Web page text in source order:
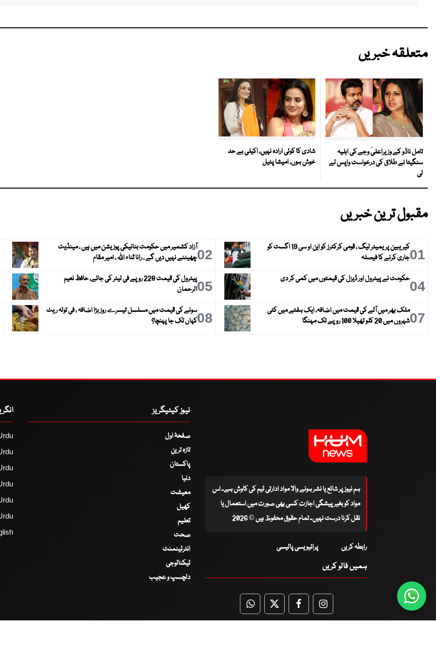
متعلقہ خبریں
تامل ناڈو کے وزیراعلیٰ وجے کی اہلیہ
سنگیتا نے طلاق کی درخواست واپس لے
لی
شادی کا کوئی ارادہ نہیں، اکیلی بے حد
خوش ہوں، امیشا پٹیل
مقبول ترین خبریں
01
کیریبین پریمیئر لیگ ، قومی کرکٹرز کو این او سی 19 اگست کو
جاری کرنے کا فیصلہ
02آزاد کشمیر میں حکومت بنانیکی پوزیشن میں ہیں ، مینڈیٹ
چھیننے نہیں دیں گے ، رانا ثناء اللہ ، امیر مقام
04حکومت نے پیٹرول اور ڈیزل کی قیمتوں میں کمی کر دی 05
پیٹرول کی قیمت 228 روپے فی لیٹر کی جائے، حافظ نعیم
الرحمان
07ملک بھر میں آٹے کی قیمت میں اضافہ، ایک ہفتے میں کئی
شہروں میں 20 کلو تھیلا 100 روپے تک مہنگا
08سونے کی قیمت میں مسلسل تیسرے روز بڑا اضافہ ، فی تولہ ریٹ
کہاں تک جا پہنچا؟
ہم نیوز پر شائع یا نشر ہونے والا مواد ادارتی ٹیم کی کاوش ہے۔ اس
مواد کو بغیر پیشگی اجازت کسی بھی صورت میں استعمال یا
نقل کرنا درست نہیں۔ تمام حقوق محفوظ ہیں © 2026
رابطہ کریں پرائیویسی پالیسی
ہمیں فالو کریں
WhatsApp
TwitterFacebookFacebook
نیوز کیٹیگریز
صفحۂ اول
تازہ ترین
پاکستان
دنیا
معیشت
کھیل
تعلیم
صحت
انٹرٹینمنٹ
ٹیکنالوجی
دلچسپ و عجیب